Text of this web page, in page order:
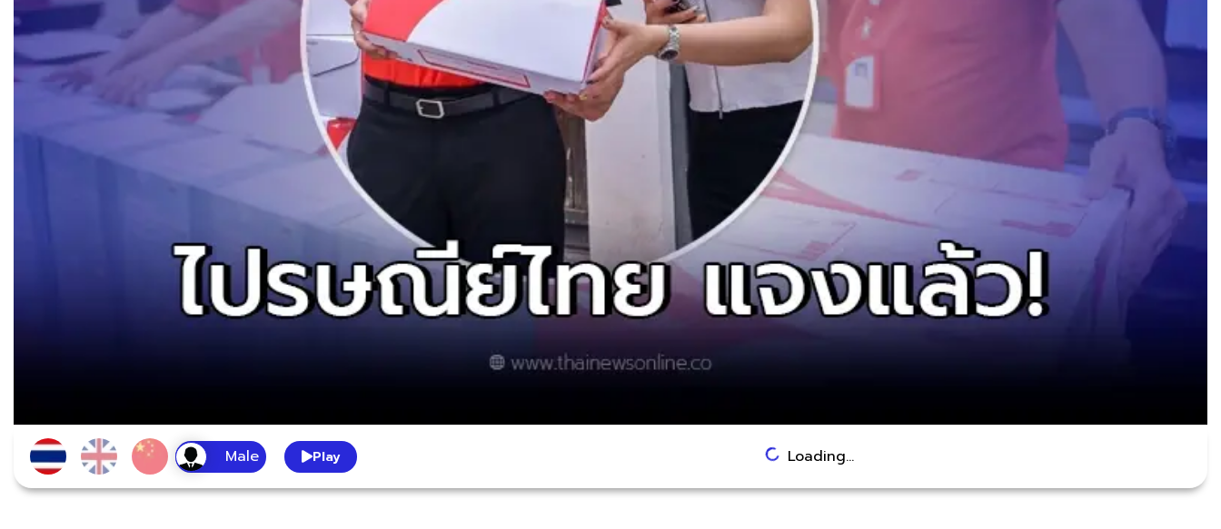
Play Loading...